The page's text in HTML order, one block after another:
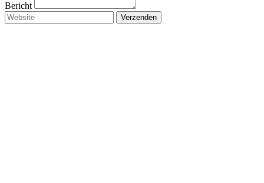
Bericht
Verzenden